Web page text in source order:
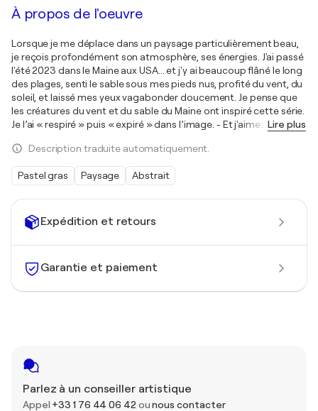
Expédition et retours
Garantie et paiement
Parlez à un conseiller artistique
Appel +33 1 76 44 06 42 ounous contacter
À propos de l'oeuvre
Lorsque je me déplace dans un paysage particulièrement beau,
je reçois profondément son atmosphère, ses énergies. J'ai passé
l'été 2023 dans le Maine aux USA... et j'y ai beaucoup flâné le long
des plages, senti le sable sous mes pieds nus, profité du vent, du
soleil, et laissé mes yeux vagabonder doucement. Je pense que
les créatures du vent et du sable du Maine ont inspiré cette série.
Je l’ai « respiré » puis « expiré » dans l’image. - Et j'aime
Lire plus
Description traduite automatiquement.
Pastel gras Paysage Abstrait